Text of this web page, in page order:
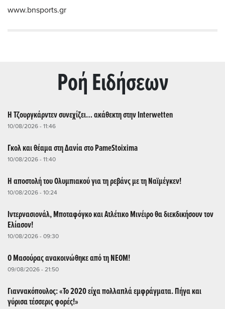
www.bnsports.gr
Ρoή Ειδήσεων
Η Τζουργκάρντεν συνεχίζει… ακάθεκτη στην Interwetten
10/08/2026 - 11:46
Γκολ και θέαμα στη Δανία στο PameStoixima
10/08/2026 - 11:40
Η αποστολή του Ολυμπιακού για τη ρεβάνς με τη Ναϊμέγκεν!
10/08/2026 - 10:24
Ιντερνασιονάλ, Μποταφόγκο και Ατλέτικο Μινέιρο θα διεκδικήσουν τον
Ελίασον!
10/08/2026 - 09:30
O Μασούρας ανακοινώθηκε από τη ΝΕΟΜ!
09/08/2026 - 21:50
Γιαννακόπουλος: «Το 2020 είχα πολλαπλά εμφράγματα. Πήγα και
γύρισα τέσσερις φορές!»